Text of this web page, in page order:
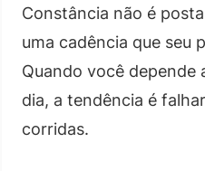
Constância não é
uma cadência que seu
Quando você depende
dia, a tendência é
corridas.